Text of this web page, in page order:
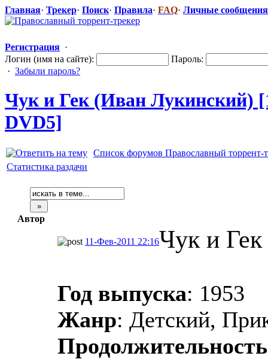
Главная· Трекер· Поиск· Правила· FAQ· Личные сообщения
Регистрация ·
Логин (имя на сайте):
Пароль:
· Забыли пароль?
Чук и Гек (Иван Лукинский)
DVD5]
Список форумов Православный торрент-
Статистика раздачи
Автор
11-Фев-2011 22:16Чук и Гек
Год выпуска: 1953
Жанр: Детский,
Продолжительность